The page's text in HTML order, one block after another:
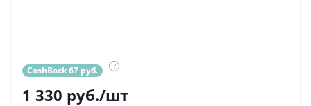
CashBack 67 руб. ?
1 330 руб./шт